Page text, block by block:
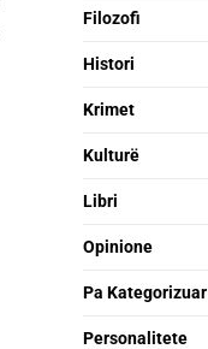
Filozofi
Histori
Krimet
Kulturë
Libri
Opinione
Pa Kategorizuar
Personalitete